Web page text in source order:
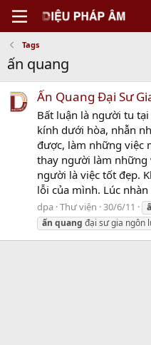
Tags
ấn quang
Ấn Quang Đại Sư
Bất luận là người tu
kính dưới hòa, nhẫn
được, làm những việc
thay người làm những
người là việc tốt đẹp.
lỗi của mình. Lúc
dpa Thư viện 30/6/11
ấn quang đại sư gia ngôn